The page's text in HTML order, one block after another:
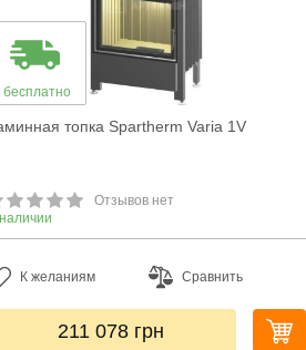
бесплатно
топка Spartherm Varia 1V
Отзывов нет
К желаниям Сравнить
211 078 грн